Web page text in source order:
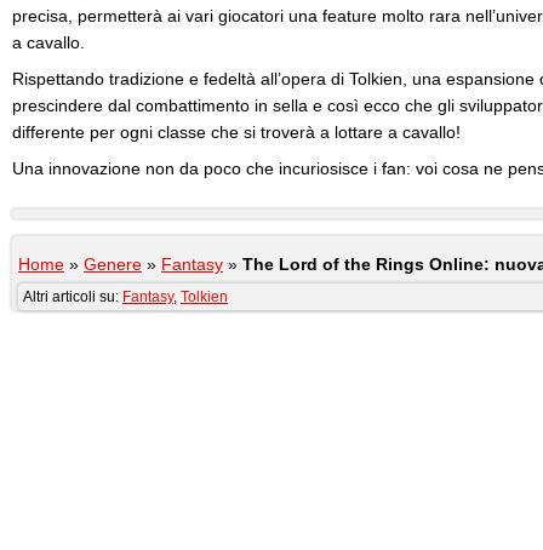
precisa, permetterà ai vari giocatori una feature molto rara
a cavallo.
Rispettando tradizione e fedeltà all’opera di Tolkien, una
prescindere dal combattimento in sella e così ecco che gli
differente per ogni classe che si troverà a lottare a cavallo!
Una innovazione non da poco che incuriosisce i fan: voi cosa ne
Home » Genere » Fantasy » The Lord of the Rings Online:
Altri articoli su: Fantasy, Tolkien